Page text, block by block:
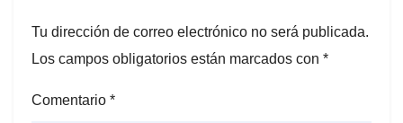
Tu dirección de correo electrónico no será publicada.
Los campos obligatorios están marcados con *
Comentario *